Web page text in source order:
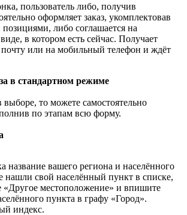
пользователь либо, получив
оформляет заказ, укомплектовав
либо соглашается на
в котором есть сейчас. Получает
или на мобильный телефон и ждёт
в стандартном режиме
то можете самостоятельно
по этапам всю форму.
название вашего региона и населённого
нашли свой населённый пункт в списке,
«Другое местоположение» и впишите
пункта в графу «Город».
индекс.